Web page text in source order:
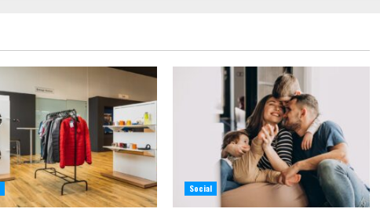
Social